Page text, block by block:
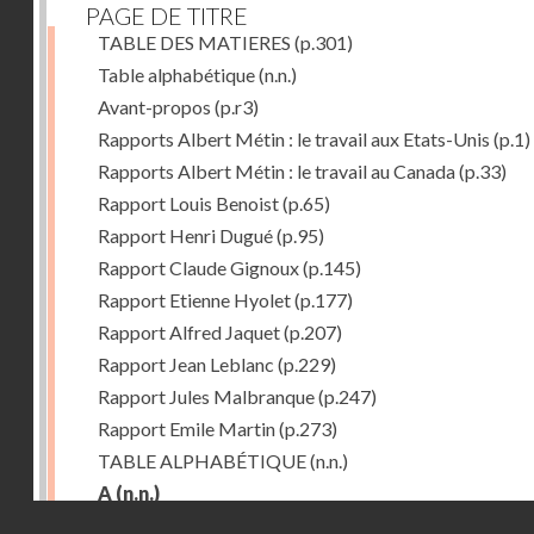
PAGE DE TITRE
TABLE DES MATIERES (p.301)
Table alphabétique(n.n.)
Avant-propos (p.r3)
Rapports Albert Métin : le travail aux Etats-Unis (p.1)
Rapports Albert Métin : le travail au Canada(p.33)
Rapport Louis Benoist(p.65)
Rapport Henri Dugué(p.95)
Rapport Claude Gignoux(p.145)
Rapport Etienne Hyolet(p.177)
Rapport Alfred Jaquet(p.207)
Rapport Jean Leblanc (p.229)
Rapport Jules Malbranque(p.247)
Rapport Emile Martin(p.273)
TABLE ALPHABÉTIQUE(n.n.)
A (n.n.)